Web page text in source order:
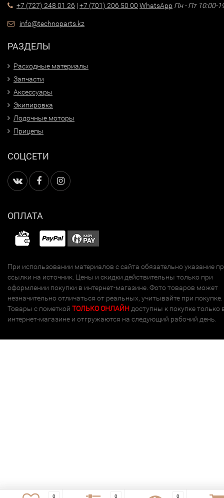
+7 (727) 248 01 26 | +7 (701) 206 50 00 WhatsApp Пн - Пт 10:00-
info@technoparts.kz
РАЗДЕЛЫ
Расходные материалы
Запчасти
Аксессуары
Экипировка
Лодочные моторы
Прицепы
СОЦСЕТИ
ОПЛАТА
При использовании материалов с сайта обязательно указание
ссылки на источник. Цены и скидки действительны только при
оформлении покупки в интернет-магазине. Фото товаров может
незначительно отличаться от реальных, учитывайте при покупке.
Товары с пометкой ТОЛЬКО ОНЛАЙН доступны к покупке только
интернет-магазине и отгружаются на следующий рабочий день.
0 0 0